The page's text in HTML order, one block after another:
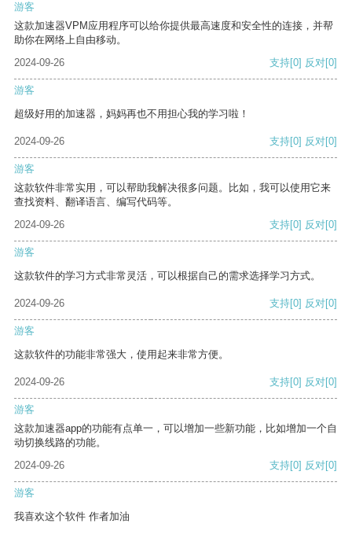
游客
这款加速器VPM应用程序可以给你提供最高速度和安全性的连接，并帮
助你在网络上自由移动。
2024-09-26
支持[0] 反对[0]
游客
超级好用的加速器，妈妈再也不用担心我的学习啦！
2024-09-26 支持[0] 反对[0]
游客
这款软件非常实用，可以帮助我解决很多问题。比如，我可以使用它来
查找资料、翻译语言、编写代码等。
2024-09-26
支持[0] 反对[0]
游客
这款软件的学习方式非常灵活，可以根据自己的需求选择学习方式。
2024-09-26 支持[0] 反对[0]
游客
这款软件的功能非常强大，使用起来非常方便。
2024-09-26 支持[0] 反对[0]
游客
这款加速器app的功能有点单一，可以增加一些新功能，比如增加一个自
动切换线路的功能。
2024-09-26
支持[0] 反对[0]
游客
我喜欢这个软件 作者加油